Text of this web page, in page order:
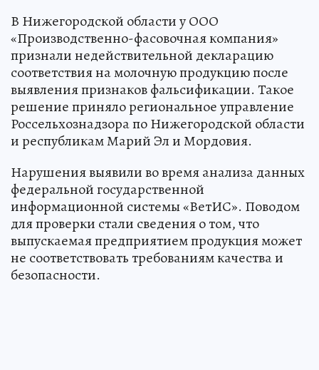
В Нижегородской области у ООО
«Производственно-фасовочная компания»
признали недействительной декларацию
соответствия на молочную продукцию после
выявления признаков фальсификации. Такое
решение приняло региональное управление
Россельхознадзора по Нижегородской области
и республикам Марий Эл и Мордовия.
Нарушения выявили во время анализа данных
федеральной государственной
информационной системы «ВетИС». Поводом
для проверки стали сведения о том, что
выпускаемая предприятием продукция может
не соответствовать требованиям качества и
безопасности.